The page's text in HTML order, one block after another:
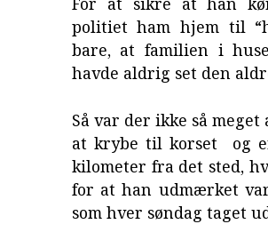
politiet ham hjem til
bare, at familien i
havde aldrig set den
Så var der ikke så
at krybe til korset og
kilometer fra det sted,
for at han udmærket
som hver søndag taget